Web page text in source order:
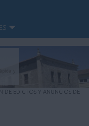
ES
DE EDICTOS Y ANUNCIOS DE